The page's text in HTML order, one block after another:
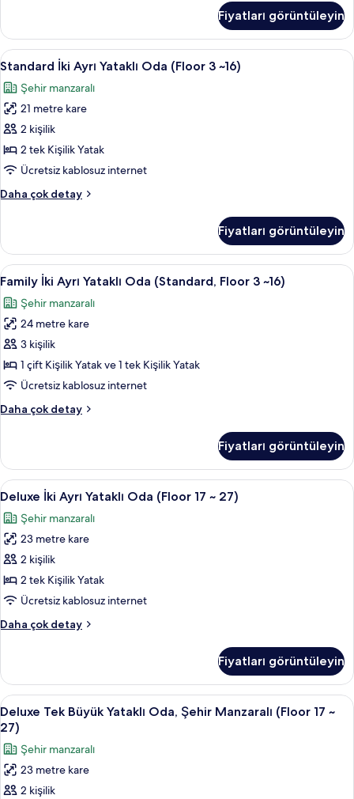
tüm
fotoğrafları
görün
Oda,
Şehir
Manzaralı
3
~16)
daha
fazla
detay
Fiyatları görüntüleyin
Standard
İki
Ayrı
Yataklı
Oda
(Floor
3
için
görün
Kaliteli yatak takımı, kuştüyü yorgan,
5
Standard İki Ayrı Yataklı Oda (Floor 3 ~16)
Şehir manzaralı
21 metre kare
2 kişilik
2 tek Kişilik Yatak
Ücretsiz kablosuz internet
Daha çok detay
Standard
Oda
(Floor
3
hakkında
daha
detay
Fiyatları görüntüleyin
Family
İki
Ayrı
Yataklı
Oda
(Standard,
Floor
~16)
fotoğrafları
görün
Kaliteli yatak takımı, kuştüyü yorgan,
6
Family İki Ayrı Yataklı Oda (Standard, Floor 3 ~16)
Şehir manzaralı
24 metre kare
3 kişilik
1 çift Kişilik Yatak ve 1 tek Kişilik Yatak
Ücretsiz kablosuz internet
Daha çok detay
Family
Oda
(Standard,
Floor
~16)
hakkında
fazla
detay
Fiyatları görüntüleyin
Deluxe
İki
Ayrı
Yataklı
Oda
(Floor
17
27)
fotoğrafları
görün
Kaliteli yatak takımı, kuştüyü yorgan,
5
Deluxe İki Ayrı Yataklı Oda (Floor 17 ~ 27)
Şehir manzaralı
23 metre kare
2 kişilik
2 tek Kişilik Yatak
Ücretsiz kablosuz internet
Daha çok detay
Deluxe
Oda
(Floor
17
~
27)
hakkında
daha
fazla
detay
Fiyatları görüntüleyin
Deluxe
Tek
Büyük
Yataklı
Oda,
Şehir
Kaliteli yatak takımı, kuştüyü yorgan,
6
Deluxe Tek Büyük Yataklı Oda, Şehir Manzaralı (Floor 17 ~
27)
Şehir manzaralı
23 metre kare
2 kişilik